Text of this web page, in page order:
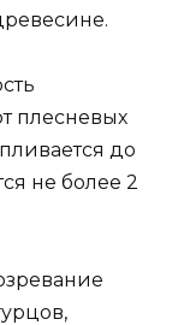
плесневых
до
не более 2